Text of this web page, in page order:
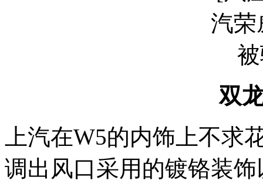
双
上汽在W5的内饰上不求
调出风口采用的镀铬装